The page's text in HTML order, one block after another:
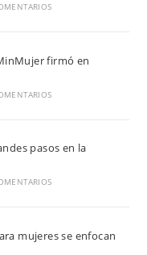
firmó en
pasos en la
mujeres se enfocan